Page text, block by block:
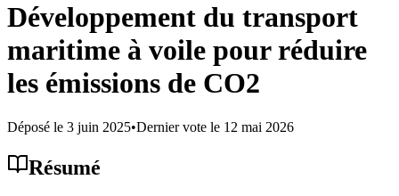
Développement du transport
maritime à voile pour réduire
les émissions de CO2
Déposé le 3 juin 2025•Dernier vote le 12 mai 2026
Résumé